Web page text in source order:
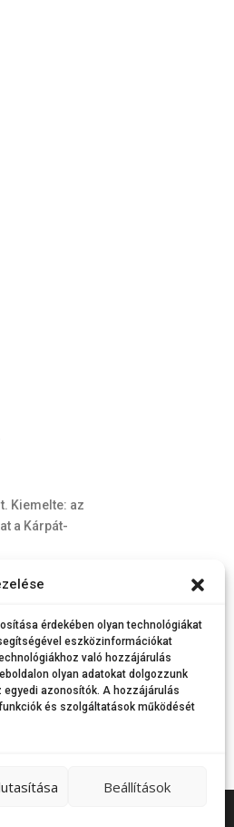
érdekében olyan technológiákat
eszközinformációkat
való hozzájárulás
olyan adatokat dolgozzunk
azonosítók. A hozzájárulás
és szolgáltatások működését
Beállítások
Kiemelte: az
a Kárpát-
szerepvállalását
amely